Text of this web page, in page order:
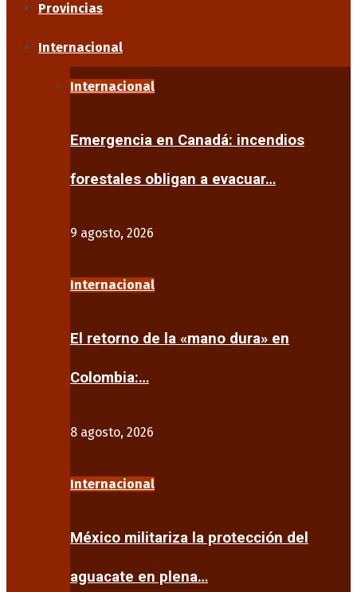
Provincias
Internacional
Internacional
Emergencia en Canadá: incendios
forestales obligan a evacuar…
9 agosto, 2026
Internacional
El retorno de la «mano dura» en
Colombia:…
8 agosto, 2026
Internacional
México militariza la protección del
aguacate en plena…